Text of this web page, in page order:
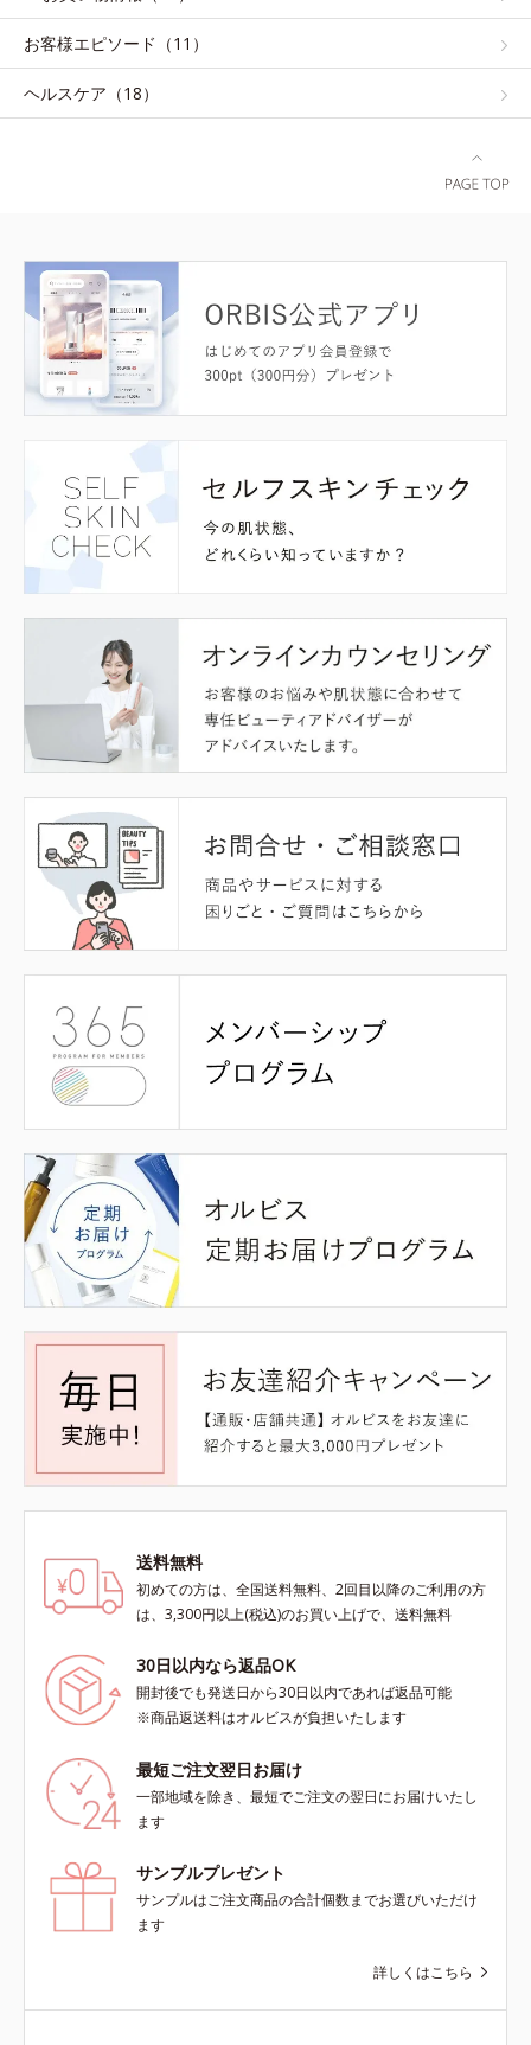
お客様エピソード（11）
ヘルスケア（18）
送料無料
初めての方は、全国送料無料、2回目以降のご利用の方
は、3,300円以上(税込)のお買い上げで、送料無料
30日以内なら返品OK
開封後でも発送日から30日以内であれば返品可能
※商品返送料はオルビスが負担いたします
最短ご注文翌日お届け
一部地域を除き、最短でご注文の翌日にお届けいたし
ます
サンプルプレゼント
サンプルはご注文商品の合計個数までお選びいただけ
ます
詳しくはこちら